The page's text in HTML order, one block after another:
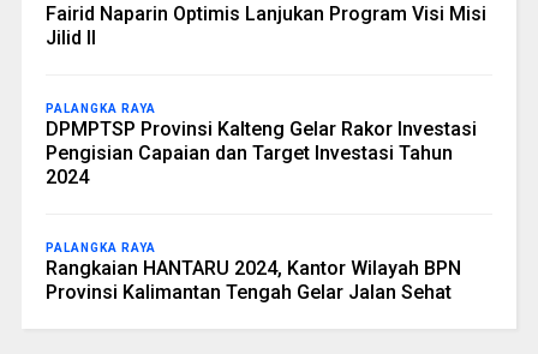
Fairid Naparin Optimis Lanjukan Program Visi Misi
Jilid II
PALANGKA RAYA
DPMPTSP Provinsi Kalteng Gelar Rakor Investasi
Pengisian Capaian dan Target Investasi Tahun
2024
PALANGKA RAYA
Rangkaian HANTARU 2024, Kantor Wilayah BPN
Provinsi Kalimantan Tengah Gelar Jalan Sehat